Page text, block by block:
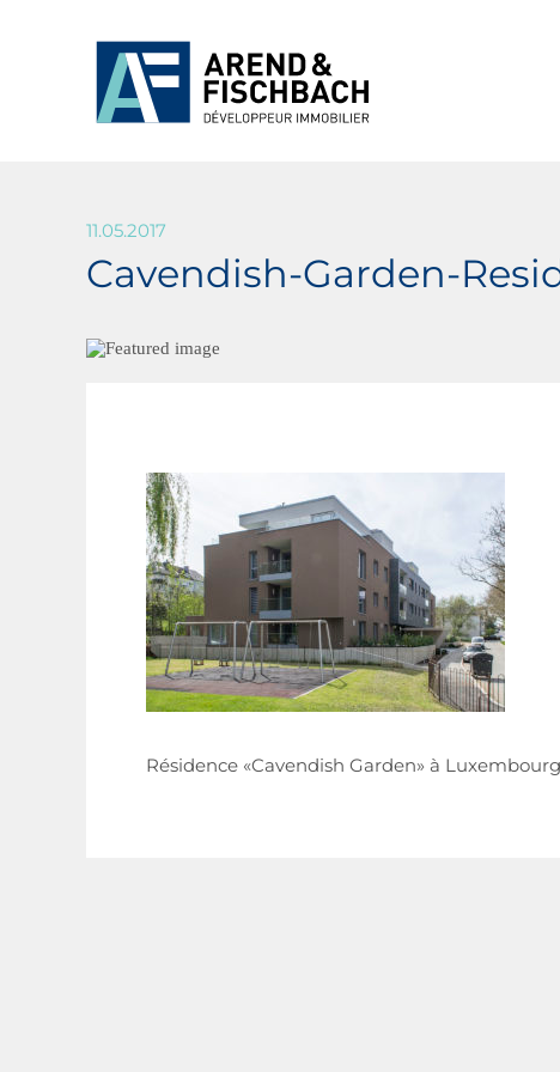
11.05.2017
Cavendish-Garden-
Résidence «Cavendish Garden» à